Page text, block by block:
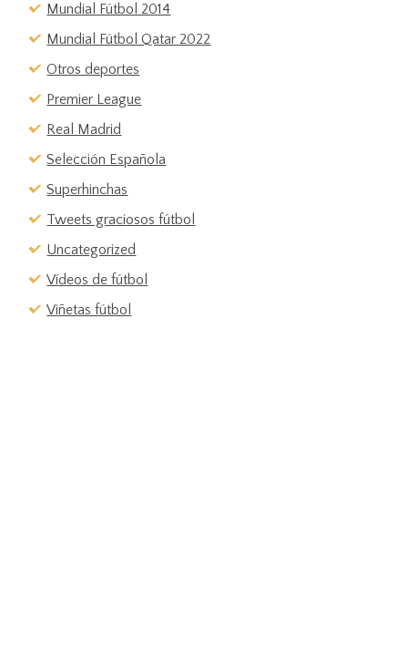
Mundial Fútbol 2014
Mundial Fútbol Qatar 2022
Otros deportes
Premier League
Real Madrid
Selección Española
Superhinchas
Tweets graciosos fútbol
Uncategorized
Vídeos de fútbol
Viñetas fútbol